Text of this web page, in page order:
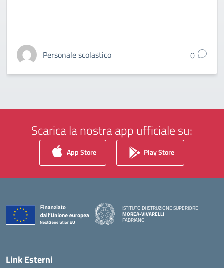
Personale scolastico 0
Scarica la nostra app ufficiale su:
App Store Play Store
ISTITUTO DI ISTRUZIONE SUPERIORE
MOREA-VIVARELLI
FABRIANO
Link Esterni